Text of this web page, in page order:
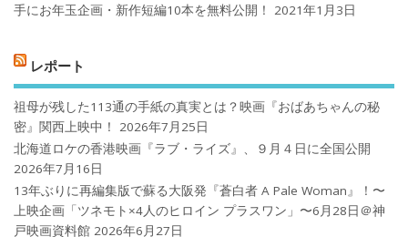
手にお年玉企画・新作短編10本を無料公開！
2021年1月3日
レポート
祖母が残した113通の手紙の真実とは？映画『おばあちゃんの秘
密』関西上映中！
2026年7月25日
北海道ロケの香港映画『ラブ・ライズ』、９月４日に全国公開
2026年7月16日
13年ぶりに再編集版で蘇る大阪発『蒼白者 A Pale Woman』！〜
上映企画「ツネモト×4人のヒロイン プラスワン」〜6月28日＠神
戸映画資料館 2026年6月27日